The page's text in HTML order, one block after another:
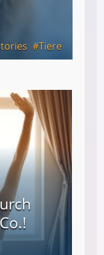
Tiere
20 seriöse